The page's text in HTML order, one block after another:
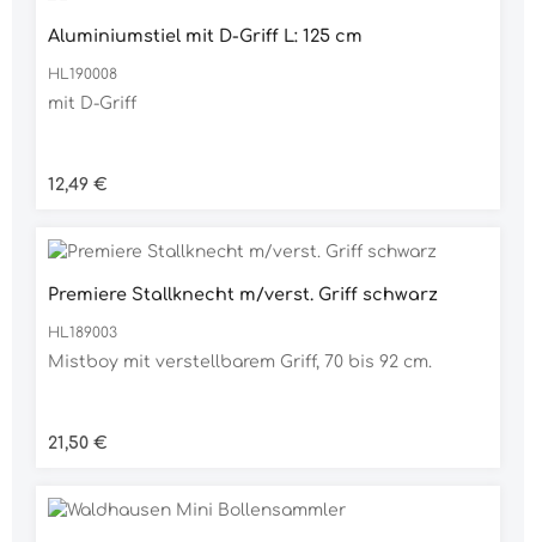
Aluminiumstiel mit D-Griff L: 125 cm
HL190008
mit D-Griff
Regulärer Preis:
12,49 €
Premiere Stallknecht m/verst. Griff schwarz
HL189003
Mistboy mit verstellbarem Griff, 70 bis 92 cm.
Regulärer Preis:
21,50 €